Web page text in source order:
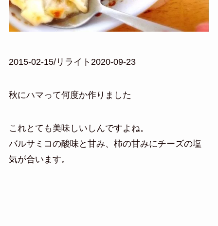
2015-02-15/リライト2020-09-23
秋にハマって何度か作りました
これとても美味しいしんですよね。
バルサミコの酸味と甘み、柿の甘みにチーズの塩
気が合います。